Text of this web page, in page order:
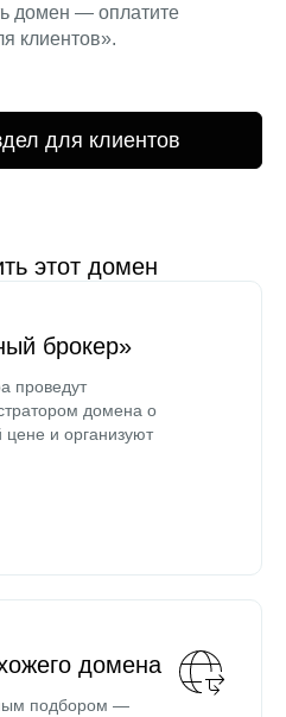
домен — оплатите
клиентов».
для клиентов
этот домен
брокер»
проведут
домена о
и организуют
домена
подбором —